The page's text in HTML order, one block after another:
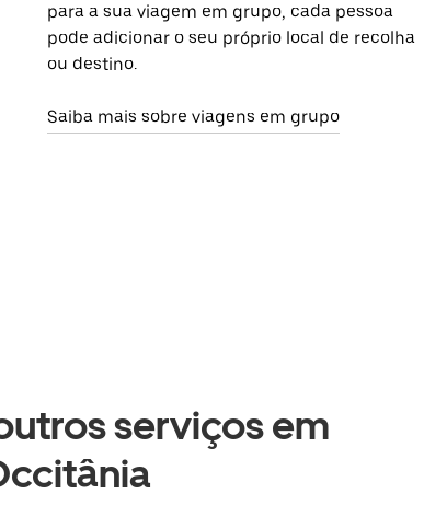
para a sua viagem em grupo, cada pessoa
pode adicionar o seu próprio local de recolha
ou destino.
Saiba mais sobre viagens em grupo
serviços em